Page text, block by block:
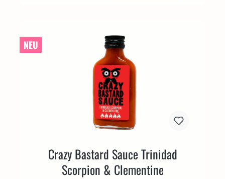
NEU
Crazy Bastard Sauce Trinidad
Scorpion & Clementine